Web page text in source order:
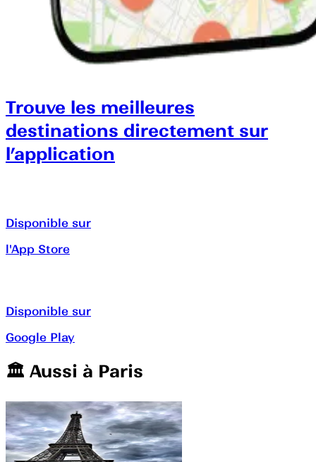
Trouve les meilleures
destinations directement sur
l’application
Disponible sur
l'App Store
Disponible sur
Google Play
🏛️️ Aussi à Paris